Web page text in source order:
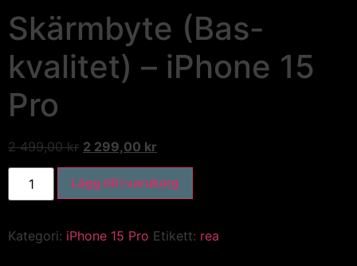
Skärmbyte (Bas-
kvalitet) – iPhone 15
Pro
2 499,00kr 2 299,00 kr
Lägg till i varukorg
Kategori: iPhone 15 Pro Etikett: rea